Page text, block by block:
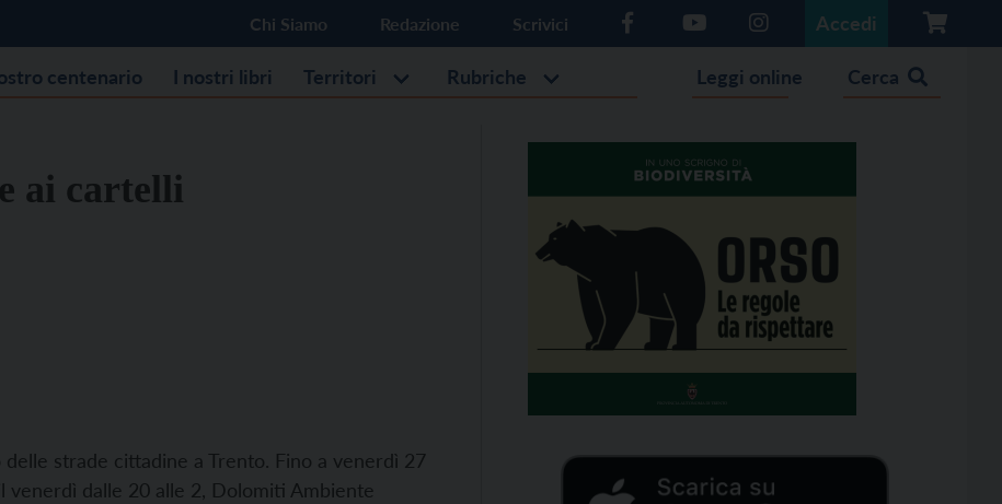
Chi Siamo Redazione Scrivici Accedi
centenario I nostri libri Territori Rubriche Leggi online Cerca
ai cartelli
strade cittadine a Trento. Fino a venerdì 27
venerdì dalle 20 alle 2, Dolomiti Ambiente